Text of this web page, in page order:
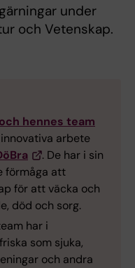
under
och Vetenskap.
hennes team
arbete
. De har i sin
förmåga att
för att väcka och
död och sorg.
har i
som sjuka,
och andra